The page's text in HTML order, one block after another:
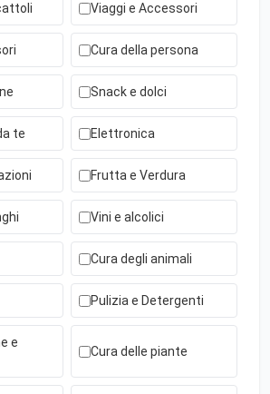
Viaggi e Accessori
Cura della persona
Snack e dolci
te Elettronica
Frutta e Verdura
Vini e alcolici
Cura degli animali
Pulizia e Detergenti
e
Cura delle piante